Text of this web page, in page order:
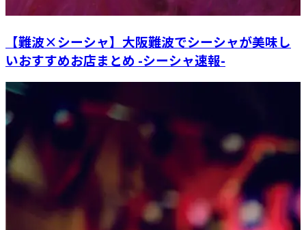
【難波×シーシャ】大阪難波でシーシャが美味し
いおすすめお店まとめ -シーシャ速報-